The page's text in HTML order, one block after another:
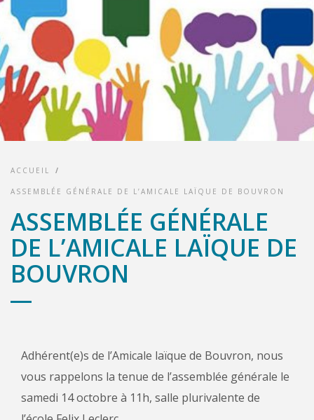
ACCUEIL /
ASSEMBLÉE GÉNÉRALE DE L’AMICALE LAÏQUE DE BOUVRON
ASSEMBLÉE GÉNÉRALE
DE L’AMICALE LAÏQUE DE
BOUVRON
Adhérent(e)s de l’Amicale laïque de Bouvron, nous
vous rappelons la tenue de l’assemblée générale le
samedi 14 octobre à 11h, salle plurivalente de